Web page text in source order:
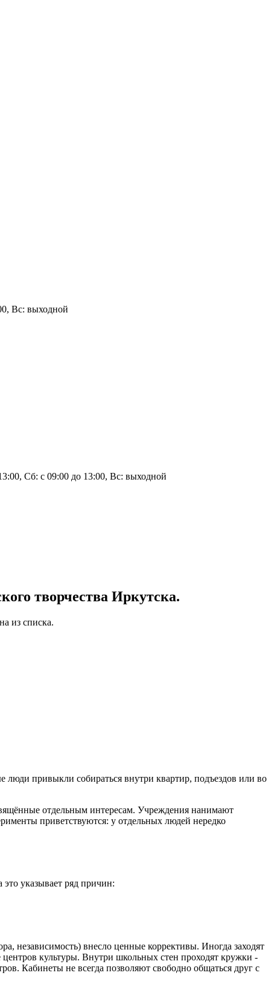
Вс: выходной
Сб: с 09:00 до 13:00, Вс: выходной
творчества Иркутска.
из списка.
люди привыкли собираться внутри квартир, подъездов или во
отдельным интересам. Учреждения нанимают
приветствуются: у отдельных людей нередко
указывает ряд причин:
независимость) внесло ценные коррективы. Иногда заходят
культуры. Внутри школьных стен проходят кружки -
Кабинеты не всегда позволяют свободно общаться друг с